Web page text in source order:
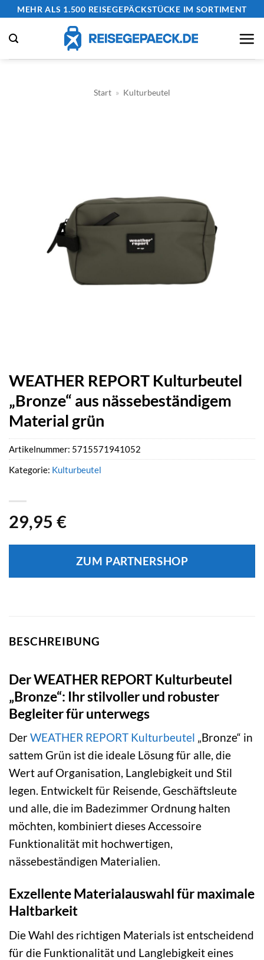
Zum
springen
MEHR ALS 1.500 REISEGEPÄCKSTÜCKE IM SORTIMENT
Start » Kulturbeutel
WEATHER REPORT Kulturbeutel
„Bronze“ aus nässebeständigem
Material grün
29,95 €
ZUM PARTNERSHOP
Artikelnummer: 5715571941052
Kategorie: Kulturbeutel
BESCHREIBUNG
Der WEATHER REPORT Kulturbeutel
„Bronze“: Ihr stilvoller und robuster
Begleiter für unterwegs
DerWEATHER REPORT Kulturbeutel „Bronze“ in
sattem Grün ist die ideale Lösung für alle, die
Wert auf Organisation, Langlebigkeit und Stil
legen. Entwickelt für Reisende, Geschäftsleute
und alle, die im Badezimmer Ordnung halten
möchten, kombiniert dieses Accessoire
Funktionalität mit hochwertigen,
nässebeständigen Materialien.
Exzellente Materialauswahl für maximale
Haltbarkeit
Die Wahl des richtigen Materials ist entscheidend
für die Funktionalität und Langlebigkeit eines